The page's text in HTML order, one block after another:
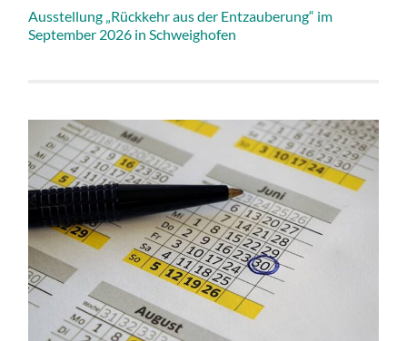
Ausstellung „Rückkehr aus der Entzauberung“ im
September 2026 in Schweighofen